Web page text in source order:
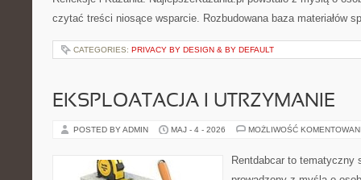
czytać treści niosące wsparcie. Rozbudowana baza materiałów
CATEGORIES: PRIVACY BY DESIGN & BY DEFAULT
EKSPLOATACJA I UTRZYMANIE
POSTED BY ADMIN MAJ - 4 - 2026 MOŻLIWOŚĆ
Rentdabcar to tematyczny